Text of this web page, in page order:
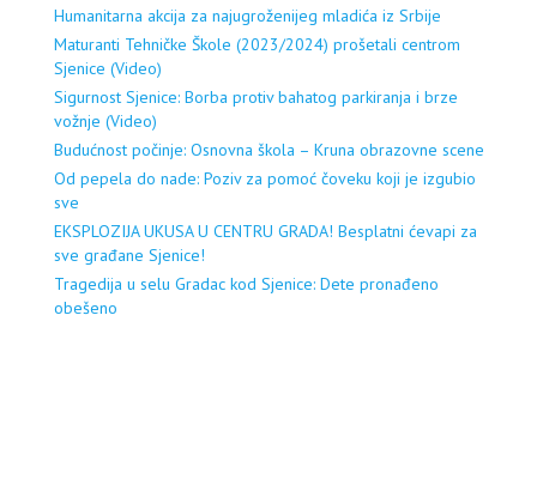
Humanitarna akcija za najugroženijeg mladića iz Srbije
Maturanti Tehničke Škole (2023/2024) prošetali centrom
Sjenice (Video)
Sigurnost Sjenice: Borba protiv bahatog parkiranja i brze
vožnje (Video)
Budućnost počinje: Osnovna škola – Kruna obrazovne scene
Od pepela do nade: Poziv za pomoć čoveku koji je izgubio
sve
EKSPLOZIJA UKUSA U CENTRU GRADA! Besplatni ćevapi za
sve građane Sjenice!
Tragedija u selu Gradac kod Sjenice: Dete pronađeno
obešeno